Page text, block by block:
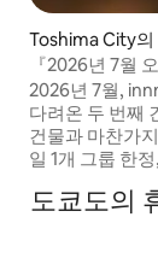
Toshima City의
『2026년 7월
가시나가사키
대하는 호텔
2026년 7월,
다려온 두 번째 건
건물과 마찬가
일 1개 그룹 한
쿠로역에서 5분
키". 활기찬 상
수용할 수 있고
도쿄도의